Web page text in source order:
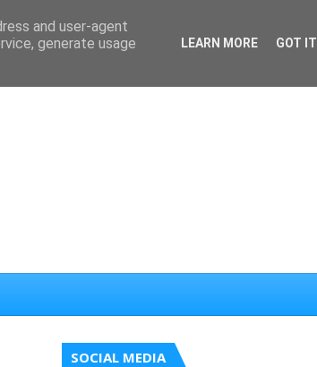
SOCIAL MEDIA
and user-agent
generate usage
LEARN MORE GOT IT